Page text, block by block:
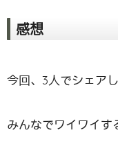
感想
今回、3人でシェア
みんなでワイワイす